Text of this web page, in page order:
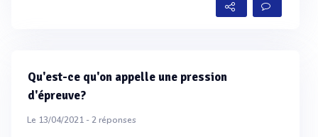
Qu'est-ce qu'on appelle une pression
d'épreuve?
Le 13/04/2021 -2réponses